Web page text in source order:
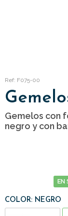
Ref: F075-00
Gemelos con
negro y con
EN
COLOR: NEGRO